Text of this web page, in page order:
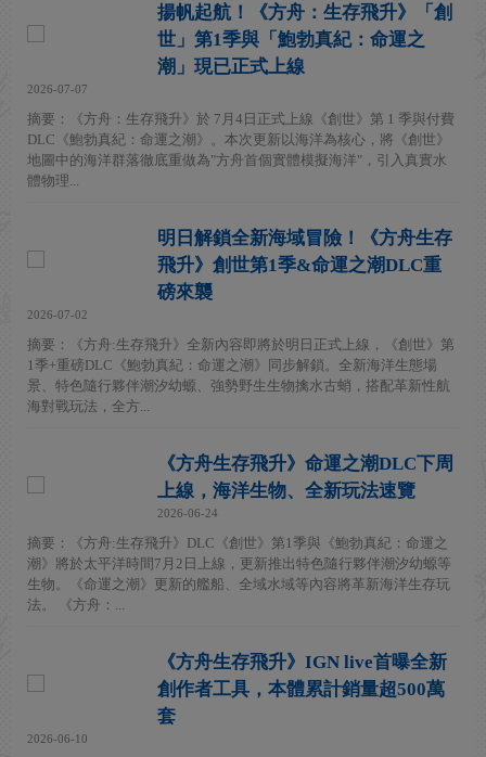
揚帆起航！《方舟：生存飛升》「創
世」第1季與「鮑勃真紀：命運之
潮」現已正式上線
2026-07-07
摘要：《方舟：生存飛升》於 7月4日正式上線《創世》第 1 季與付費
DLC《鮑勃真紀：命運之潮》。本次更新以海洋為核心，將《創世》
地圖中的海洋群落徹底重做為"方舟首個實體模擬海洋"，引入真實水
體物理...
明日解鎖全新海域冒險！《方舟生存
飛升》創世第1季&命運之潮DLC重
磅來襲
2026-07-02
摘要：《方舟:生存飛升》全新內容即將於明日正式上線，《創世》第
1季+重磅DLC《鮑勃真紀：命運之潮》同步解鎖。全新海洋生態場
景、特色隨行夥伴潮汐幼螈、強勢野生生物擒水古蛸，搭配革新性航
海對戰玩法，全方...
《方舟生存飛升》命運之潮DLC下周
上線，海洋生物、全新玩法速覽
2026-06-24
摘要：《方舟:生存飛升》DLC《創世》第1季與《鮑勃真紀：命運之
潮》將於太平洋時間7月2日上線，更新推出特色隨行夥伴潮汐幼螈等
生物。《命運之潮》更新的艦船、全域水域等內容將革新海洋生存玩
法。 《方舟：...
《方舟生存飛升》IGN live首曝全新
創作者工具，本體累計銷量超500萬
套
2026-06-10